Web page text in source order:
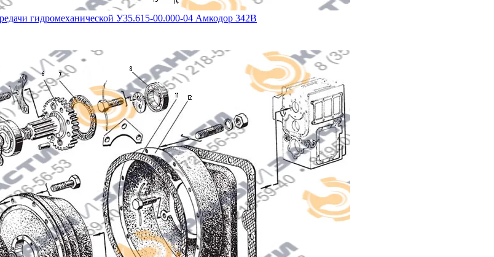
гидромеханической У35.615-00.000-04 Амкодор 342В